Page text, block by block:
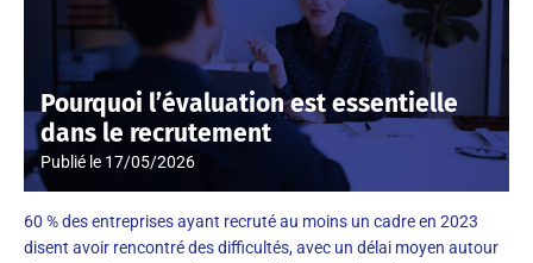
Pourquoi l’évaluation est essentielle
dans le recrutement
Publié le 17/05/2026
60 % des entreprises ayant recruté au moins un cadre en 2023
disent avoir rencontré des difficultés, avec un délai moyen autour